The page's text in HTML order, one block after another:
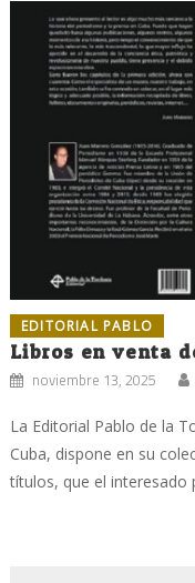
EDITORIAL PABLO
Libros en venta
noviembre 13, 2025
La Editorial Pablo de la
Cuba, dispone en su
títulos, que el interesado